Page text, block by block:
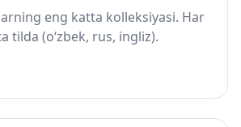
eng katta kolleksiyasi. Har
tilda (o‘zbek, rus, ingliz).